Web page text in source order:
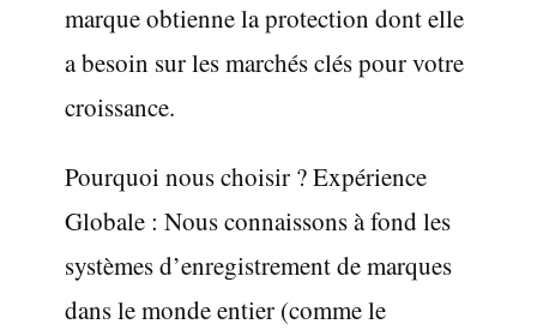
marque obtienne la protection dont elle
a besoin sur les marchés clés pour votre
croissance.
Pourquoi nous choisir ? Expérience
Globale : Nous connaissons à fond les
systèmes d’enregistrement de marques
dans le monde entier (comme le